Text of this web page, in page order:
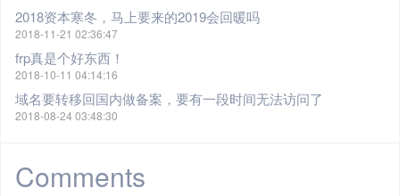
2018资本寒冬，马上要来的2019会回暖吗
2018-11-21 02:36:47
frp真是个好东西！
2018-10-11 04:14:16
域名要转移回国内做备案，要有一段时间无法访问了
2018-08-24 03:48:30
Comments